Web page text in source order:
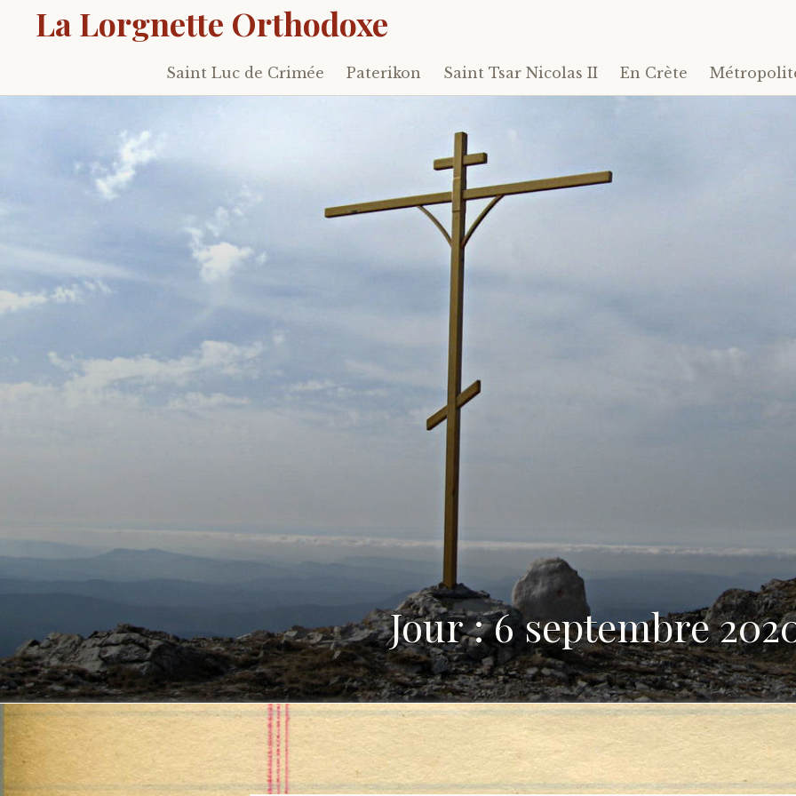
La Lorgnette Orthodoxe
Skip
to
Saint Luc de Crimée Paterikon Saint Tsar Nicolas II En Crète
Jour : 6 septembre